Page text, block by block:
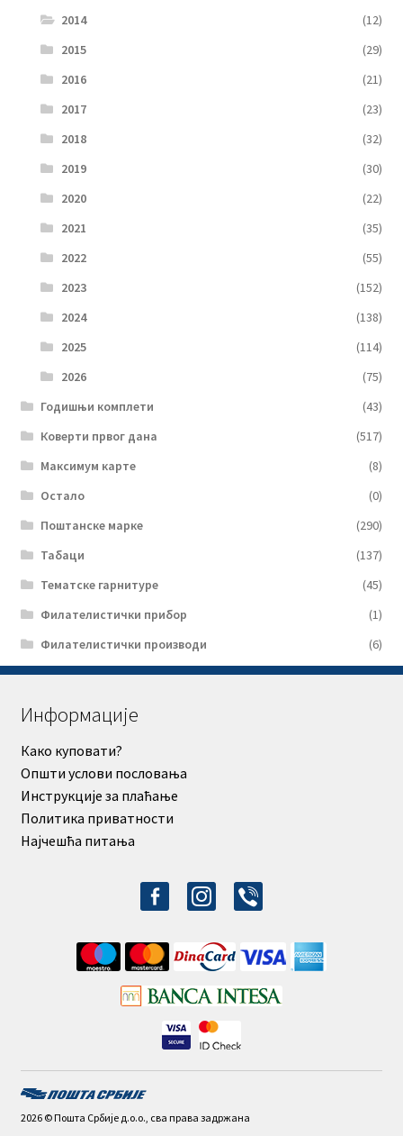
2014
(12)
2015
(29)
2016
(21)
2017
(23)
2018
(32)
2019
(30)
2020
(22)
2021
(35)
2022
(55)
2023
(152)
2024
(138)
2025
(114)
2026
(75)
Годишњи комплети
(43)
Коверти првог дана
(517)
Максимум карте
(8)
Остало
(0)
Поштанске марке
(290)
Табаци
(137)
Тематске гарнитуре
(45)
Филателистички прибор
(1)
Филателистички производи
(6)
Информације
Како куповати?
Општи услови пословања
Инструкције за плаћање
Политика приватности
Најчешћа питања
facebook-
alt
instagram
viber
2026 © Пошта Србије д.о.о., сва права задржана